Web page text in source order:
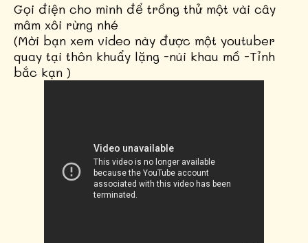
Gọi điện cho mình để trồng thử một vài cây
mâm xôi rừng nhé
(Mời bạn xem video này được một youtuber
quay tại thôn khuẩy lặng -núi khau mồ -Tỉnh
bắc kạn )